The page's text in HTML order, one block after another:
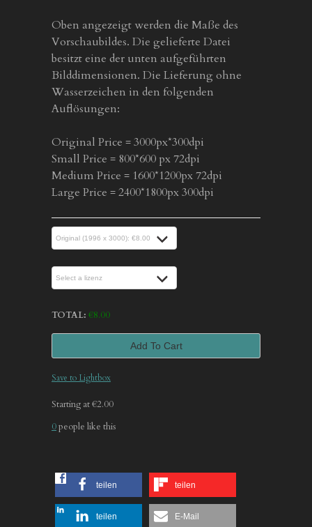
Oben angezeigt werden die Maße des
Vorschaubildes. Die gelieferte Datei
besitzt eine der unten aufgeführten
Bilddimensionen. Die Lieferung ohne
Wasserzeichen in den folgenden
Auflösungen:
Original Price = 3000px*300dpi
Small Price = 800*600 px 72dpi
Medium Price = 1600*1200px 72dpi
Large Price = 2400*1800px 300dpi
TOTAL: €8.00
Add To Cart
Save to Lightbox
Starting at €2.00
0people like this
teilen teilen
teilen E-Mail